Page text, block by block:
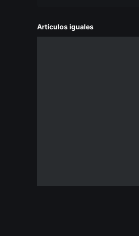
Artículos iguales